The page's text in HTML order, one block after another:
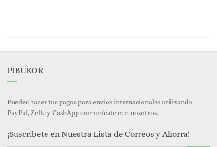
PIBUKOR
Puedes hacer tus pagos para envios internacionales utilizando
PayPal, Zelle y CashApp comunícate con nosotros.
¡Suscribete en Nuestra Lista de Correos y Ahorra!